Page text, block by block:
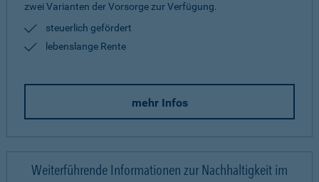
zwei Varianten der Vorsorge zur Verfügung.
steuerlich gefördert
lebenslange Rente
mehr Infos
Weiterführende Informationen zur Nachhaltigkeit im